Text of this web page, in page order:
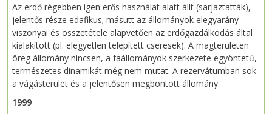
Az erdő régebben igen erős használat alatt állt (sarjaztatták),
jelentős része edafikus; másutt az állományok elegyarány
viszonyai és összetétele alapvetően az erdőgazdálkodás által
kialakított (pl. elegyetlen telepített cseresek). A magterületen
öreg állomány nincsen, a faállományok szerkezete egyöntetű,
természetes dinamikát még nem mutat. A rezervátumban sok
a vágásterület és a jelentősen megbontott állomány.
1999